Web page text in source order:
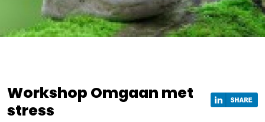
Workshop Omgaan met
stress